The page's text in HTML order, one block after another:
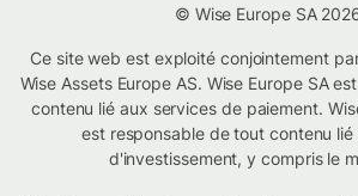
© Wise Europe SA
Ce site web est exploité conjointement
Wise Assets Europe AS. Wise Europe SA
contenu lié aux services de paiement.
est responsable de tout contenu
d'investissement, y compris le